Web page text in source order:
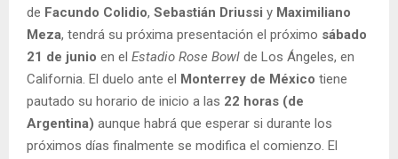
de Facundo Colidio, Sebastián Driussi y Maximiliano
Meza, tendrá su próxima presentación el próximo sábado
21 de junio en el Estadio Rose Bowl de Los Ángeles, en
California. El duelo ante el
Monterrey de México tiene
pautado su horario de inicio a las 22 horas (de
Argentina) aunque habrá que esperar si durante los
próximos días finalmente se modifica el comienzo. El